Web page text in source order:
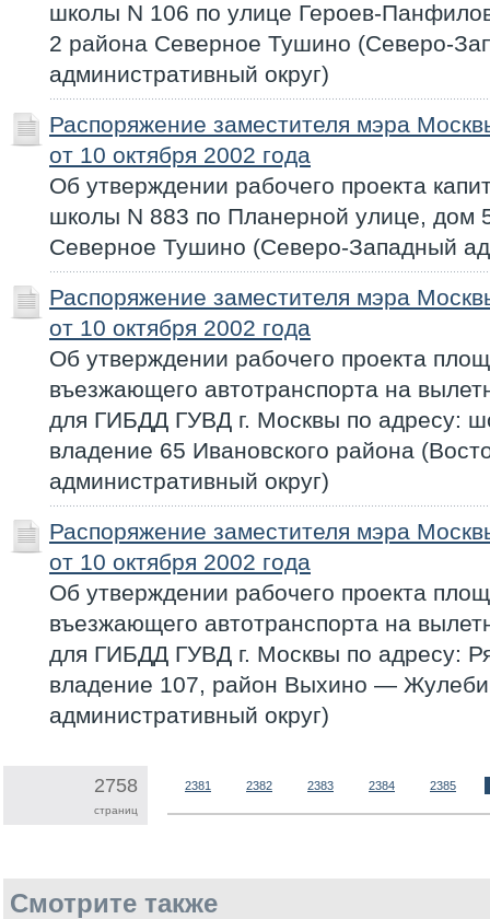
школы N 106 по улице Героев-
2 района Северное Тушино (Северо-
административный округ)
Распоряжение заместителя мэра
от 10 октября 2002 года
Об утверждении рабочего проекта
школы N 883 по Планерной улице, дом
Северное Тушино (Северо-Западный
Распоряжение заместителя мэра
от 10 октября 2002 года
Об утверждении рабочего проекта
въезжающего автотранспорта на
для ГИБДД ГУВД г. Москвы по адресу:
владение 65 Ивановского района
административный округ)
Распоряжение заместителя мэра
от 10 октября 2002 года
Об утверждении рабочего проекта
въезжающего автотранспорта на
для ГИБДД ГУВД г. Москвы по адресу:
владение 107, район Выхино —
административный округ)
2758
страниц
2381 2382 2383 2384 2385
Смотрите также